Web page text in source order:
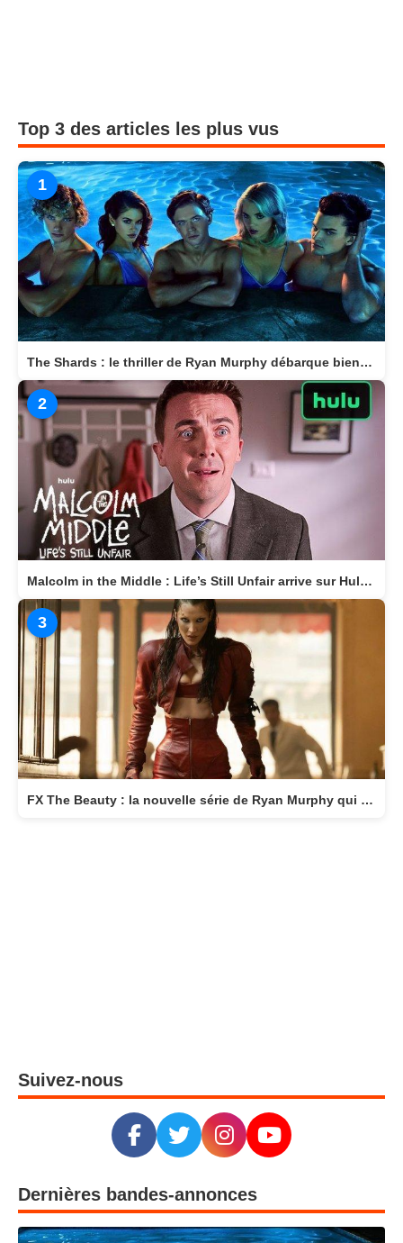
Top 3 des articles les plus vus
1
The Shards : le thriller de Ryan Murphy débarque bientôt sur Disney+
2
Malcolm in the Middle : Life’s Still Unfair arrive sur Hulu le 10 avril 2026
3
FX The Beauty : la nouvelle série de Ryan Murphy qui transforme la beauté en arme fatale
Suivez-nous
Dernières bandes-annonces